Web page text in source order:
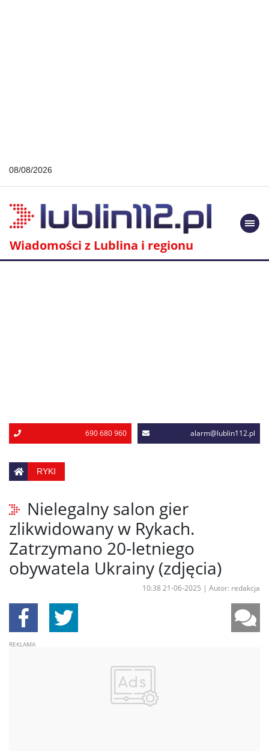
08/08/2026
Wiadomości z Lublina i regionu
690 680 960 alarm@lublin112.pl
RYKI
Nielegalny salon gier
zlikwidowany w Rykach.
Zatrzymano 20-letniego
obywatela Ukrainy (zdjęcia)
10:38 21-06-2025 | Autor: redakcja